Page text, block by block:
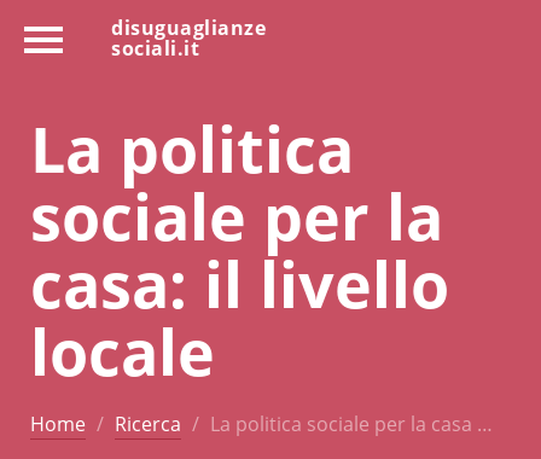
disuguaglianze
sociali.it
La politica
sociale per la
casa: il livello
locale
Home Ricerca La politica sociale per la casa …